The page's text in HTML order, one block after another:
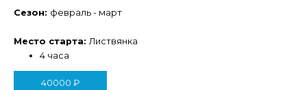
Сезон: февраль - март
Место старта: Листвянка
4 часа
40000 ₽